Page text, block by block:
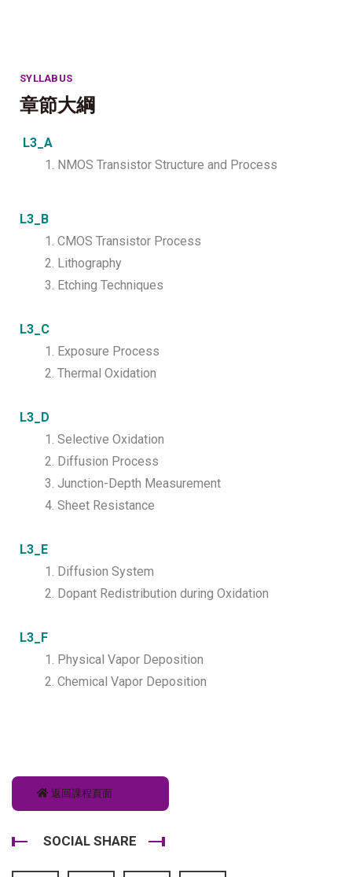
SYLLABUS
章節大綱
L3_A
1. NMOS Transistor Structure and Process
L3_B
1. CMOS Transistor Process
2. Lithography
3. Etching Techniques
L3_C
1. Exposure Process
2. Thermal Oxidation
L3_D
1. Selective Oxidation
2. Diffusion Process
3. Junction-Depth Measurement
4. Sheet Resistance
L3_E
1. Diffusion System
2. Dopant Redistribution during Oxidation
L3_F
1. Physical Vapor Deposition
2. Chemical Vapor Deposition
返回課程頁面
SOCIAL SHARE